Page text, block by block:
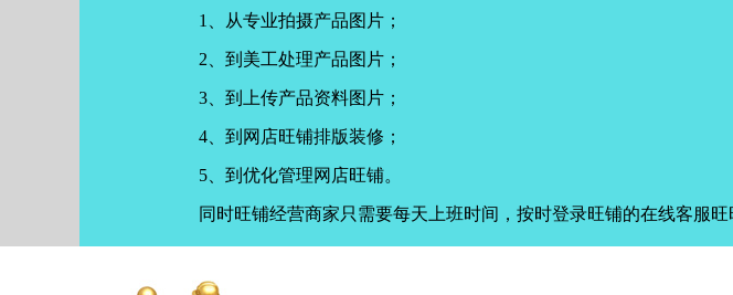
1、从专业拍摄产品图片；
2、到美工处理产品图片；
3、到上传产品资料图片；
4、到网店旺铺排版装修；
5、到优化管理网店旺铺。
同时旺铺经营商家只需要每天上班时间，按时登录旺铺的在线客服